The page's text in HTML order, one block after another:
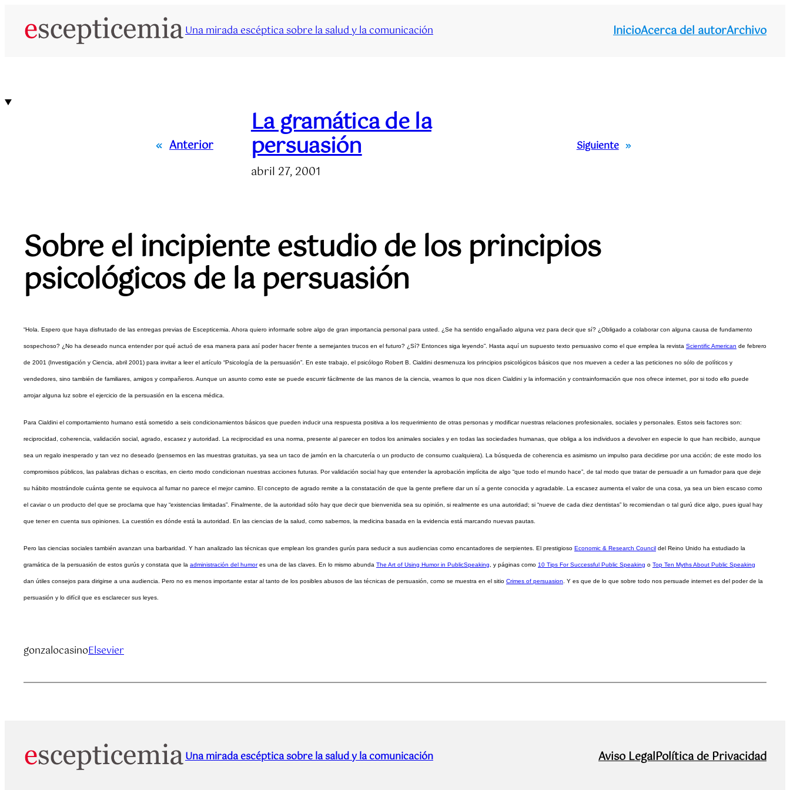
Una mirada escéptica sobre la salud y la comunicación InicioAcerca del autorArchivo
« Anterior
La gramática de la
persuasión
abril 27, 2001
Siguiente »
Sobre el incipiente estudio de los principios
psicológicos de la persuasión
“Hola. Espero que haya disfrutado de las entregas previas de Escepticemia. Ahora quiero informarle sobre algo de gran importancia personal para usted. ¿Se ha sentido engañado alguna vez para decir que sí? ¿Obligado a colaborar con alguna causa de fundamento
sospechoso? ¿No ha deseado nunca entender por qué actuó de esa manera para así poder hacer frente a semejantes trucos en el futuro? ¿Sí? Entonces siga leyendo”. Hasta aquí un supuesto texto persuasivo como el que emplea la revista Scientific American de febrero
de 2001 (Investigación y Ciencia, abril 2001) para invitar a leer el artículo “Psicología de la persuasión”. En este trabajo, el psicólogo Robert B. Cialdini desmenuza los principios psicológicos básicos que nos mueven a ceder a las peticiones no sólo de políticos y
vendedores, sino también de familiares, amigos y compañeros. Aunque un asunto como este se puede escurrir fácilmente de las manos de la ciencia, veamos lo que nos dicen Cialdini y la información y contrainformación que nos ofrece internet, por si todo ello puede
arrojar alguna luz sobre el ejercicio de la persuasión en la escena médica.
Para Cialdini el comportamiento humano está sometido a seis condicionamientos básicos que pueden inducir una respuesta positiva a los requerimiento de otras personas y modificar nuestras relaciones profesionales, sociales y personales. Estos seis factores son:
reciprocidad, coherencia, validación social, agrado, escasez y autoridad. La reciprocidad es una norma, presente al parecer en todos los animales sociales y en todas las sociedades humanas, que obliga a los individuos a devolver en especie lo que han recibido, aunque
sea un regalo inesperado y tan vez no deseado (pensemos en las muestras gratuitas, ya sea un taco de jamón en la charcutería o un producto de consumo cualquiera). La búsqueda de coherencia es asimismo un impulso para decidirse por una acción; de este modo los
compromisos públicos, las palabras dichas o escritas, en cierto modo condicionan nuestras acciones futuras. Por validación social hay que entender la aprobación implícita de algo “que todo el mundo hace”, de tal modo que tratar de persuadir a un fumador para que deje
su hábito mostrándole cuánta gente se equivoca al fumar no parece el mejor camino. El concepto de agrado remite a la constatación de que la gente prefiere dar un sí a gente conocida y agradable. La escasez aumenta el valor de una cosa, ya sea un bien escaso como
el caviar o un producto del que se proclama que hay “existencias limitadas”. Finalmente, de la autoridad sólo hay que decir que bienvenida sea su opinión, si realmente es una autoridad; si “nueve de cada diez dentistas” lo recomiendan o tal gurú dice algo, pues igual hay
que tener en cuenta sus opiniones. La cuestión es dónde está la autoridad. En las ciencias de la salud, como sabemos, la medicina basada en la evidencia está marcando nuevas pautas.
Pero las ciencias sociales también avanzan una barbaridad. Y han analizado las técnicas que emplean los grandes gurús para seducir a sus audiencias como encantadores de serpientes. El prestigioso Economic & Research Council del Reino Unido ha estudiado la
gramática de la persuasión de estos gurús y constata que la administración del humores una de las claves. En lo mismo abunda The Art of Using Humor in PublicSpeaking , y páginas como 10 Tips For Successful Public Speaking o Top Ten Myths About Public Speaking
dan útiles consejos para dirigirse a una audiencia. Pero no es menos importante estar al tanto de los posibles abusos de las técnicas de persuasión, como se muestra en el sitio Crimes of persuasion . Y es que de lo que sobre todo nos persuade internet es del poder de la
persuasión y lo difícil que es esclarecer sus leyes.
gonzalocasinoElsevier
Una mirada escéptica sobre la salud y la comunicación Aviso LegalPolítica de Privacidad